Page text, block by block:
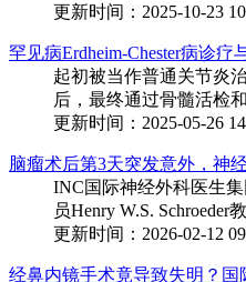
更新时间：2025-10-23
罕见病Erdheim-Chester病诊疗
起初被当作普通关节炎
后，最终通过骨髓活检
更新时间：2025-05-26
脑瘤术后第3天突发意外，神
INC国际神经外科医生
员Henry W.S.
更新时间：2026-02-12
经鼻内镜手术竟导致失明？